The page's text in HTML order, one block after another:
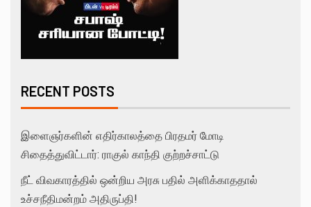
RECENT POSTS
இளைஞர்களின் எதிர்காலத்தை பிரதமர் மோடி
சிதைத்துவிட்டார்: ராகுல் காந்தி குற்றச்சாட்டு
நீட் விவகாரத்தில் ஒன்றிய அரசு பதில் அளிக்காததால்
உச்சநீதிமன்றம் அதிருப்தி!